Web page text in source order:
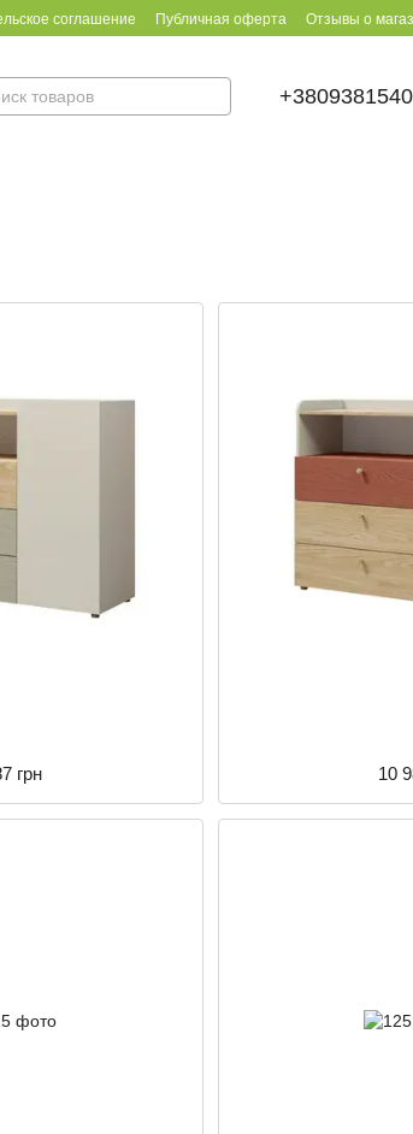
соглашение Публичная оферта Отзывы о
грн 10